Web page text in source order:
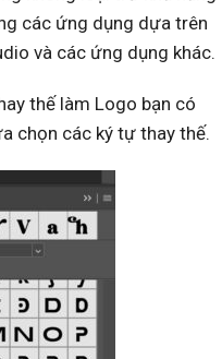
các ứng dụng dựa trên
và các ứng dụng khác.
thế làm Logo bạn có
chọn các ký tự thay thế.